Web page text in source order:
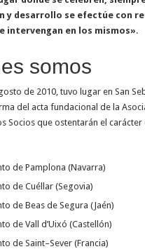
y desarrollo se efectúe con
intervengan en los mismos».
somos
de 2010, tuvo lugar en San
del acta fundacional de la
Socios que ostentarán el
de Pamplona (Navarra)
de Cuéllar (Segovia)
de Beas de Segura (Jaén)
de Vall d’Uixó (Castellón)
de Saint–Sever (Francia)